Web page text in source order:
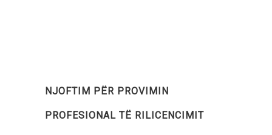
NJOFTIM PËR PROVIMIN
PROFESIONAL TË RILICENCIMIT